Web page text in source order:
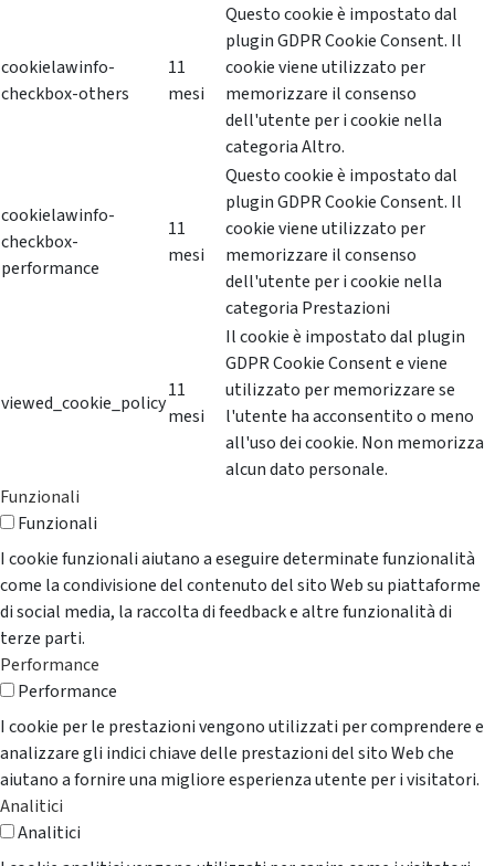
cookielawinfo-
checkbox-others
11
mesi
Questo cookie è impostato dal
plugin GDPR Cookie Consent. Il
cookie viene utilizzato per
memorizzare il consenso
dell'utente per i cookie nella
categoria Altro.
cookielawinfo-
checkbox-
performance
11
mesi
Questo cookie è impostato dal
plugin GDPR Cookie Consent. Il
cookie viene utilizzato per
memorizzare il consenso
dell'utente per i cookie nella
categoria Prestazioni
viewed_cookie_policy
11
mesi
Il cookie è impostato dal plugin
GDPR Cookie Consent e viene
utilizzato per memorizzare se
l'utente ha acconsentito o meno
all'uso dei cookie. Non memorizza
alcun dato personale.
Funzionali
Funzionali
I cookie funzionali aiutano a eseguire determinate funzionalità
come la condivisione del contenuto del sito Web su piattaforme
di social media, la raccolta di feedback e altre funzionalità di
terze parti.
Performance
Performance
I cookie per le prestazioni vengono utilizzati per comprendere e
analizzare gli indici chiave delle prestazioni del sito Web che
aiutano a fornire una migliore esperienza utente per i visitatori.
Analitici
Analitici